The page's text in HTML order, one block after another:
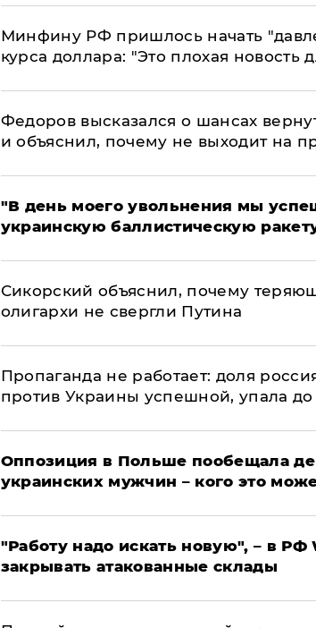
Минфину РФ пришлось начать
курса доллара: "Это плохая новость
Федоров высказался о шансах
и объяснил, почему не выходит на
​"В день моего увольнения мы
украинскую баллистическую
Сикорский объяснил, почему
олигархи не свергли Путина
​Пропаганда не работает: доля
против Украины успешной, упала
Оппозиция в Польше пообещала
украинских мужчин – кого это
"Работу надо искать новую", – в РФ
закрывать атакованные склады